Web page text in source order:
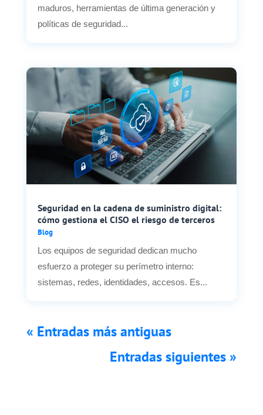
maduros, herramientas de última generación y
políticas de seguridad...
Seguridad en la cadena de suministro digital:
cómo gestiona el CISO el riesgo de terceros
Blog
Los equipos de seguridad dedican mucho
esfuerzo a proteger su perímetro interno:
sistemas, redes, identidades, accesos. Es...
« Entradas más antiguas
Entradas siguientes »